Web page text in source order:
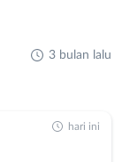
3 bulan lalu
hari ini